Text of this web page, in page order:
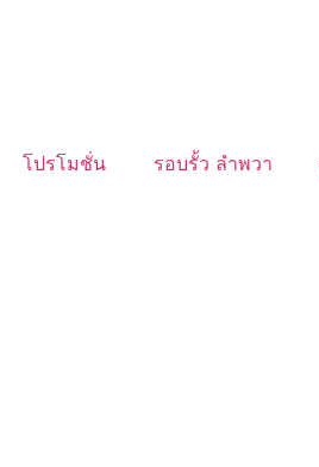
โปรโมชั่น รอบรั้ว ลำพวา